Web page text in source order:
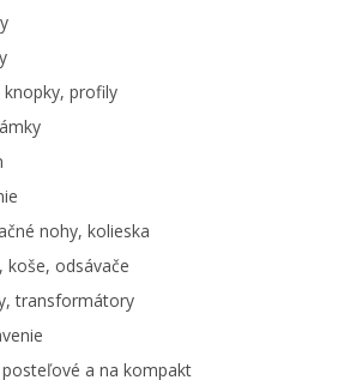
knopky, profily
nohy, kolieska
koše, odsávače
transformátory
a na kompakt